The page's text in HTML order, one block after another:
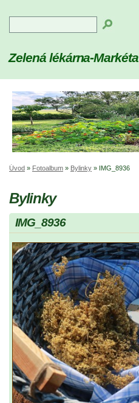
Zelená lékárna-Markéta
Úvod » Fotoalbum » Bylinky » IMG_8936
Bylinky
IMG_8936